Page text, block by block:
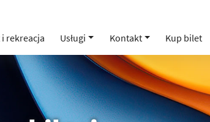
rekreacja Usługi Kontakt Kup bilet